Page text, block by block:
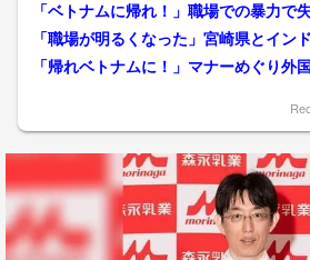
「ベトナムに帰れ！」職場での暴力
ル「技能実習制度」に悪質...
「職場が明るくなった」宮崎県とイン
携 宗教への配慮や教育支...
「帰れベトナムに！」マナーめぐり外